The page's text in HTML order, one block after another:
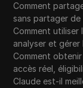
Comment
sans partager
Comment utiliser
analyser et
Comment
accès réel,
Claude est-il